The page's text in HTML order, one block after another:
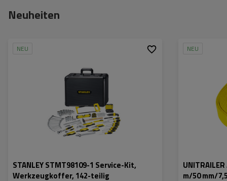
Neuheiten
NEU
STANLEY STMT98109-1 Service-Kit,
Werkzeugkoffer, 142-teilig
NEU
m/50 mm/